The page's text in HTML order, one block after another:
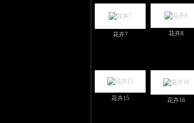
花卉7 花卉8
花卉15 花卉16